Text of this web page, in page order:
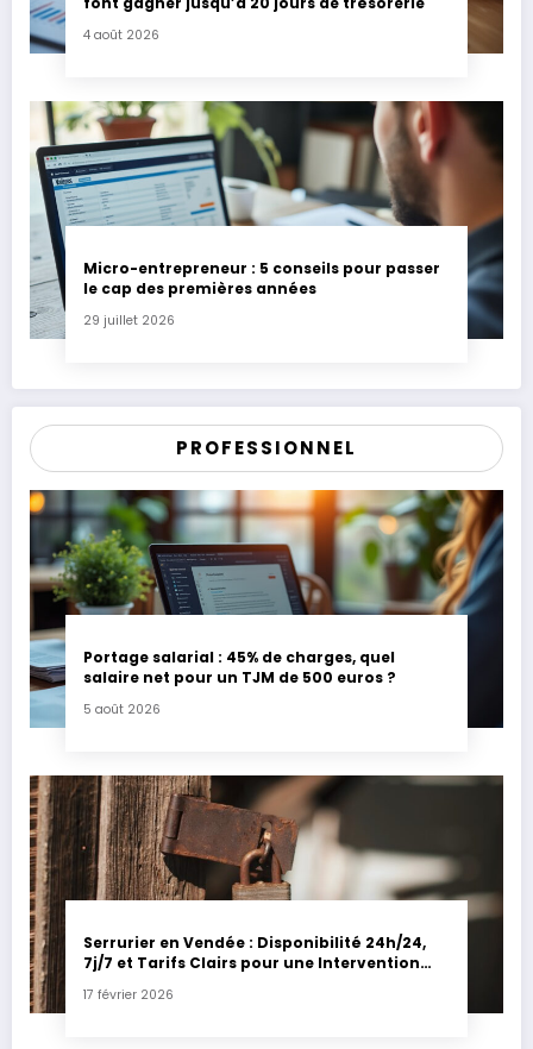
4 août 2026
Micro-entrepreneur : 5 conseils pour passer
le cap des premières années
29 juillet 2026
PROFESSIONNEL
Portage salarial : 45% de charges, quel
salaire net pour un TJM de 500 euros ?
5 août 2026
Serrurier en Vendée : Disponibilité 24h/24,
7j/7 et Tarifs Clairs pour une Intervention
17 février 2026